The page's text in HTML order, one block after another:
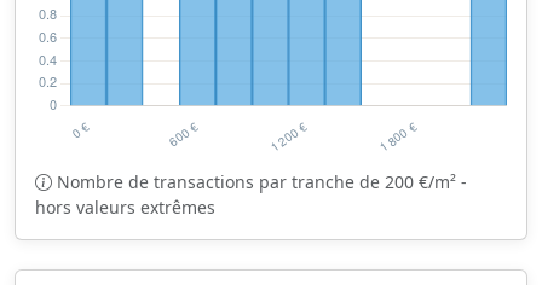
Nombre de transactions par tranche de 200 €/m² -
hors valeurs extrêmes